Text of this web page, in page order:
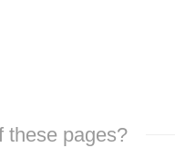
these pages?